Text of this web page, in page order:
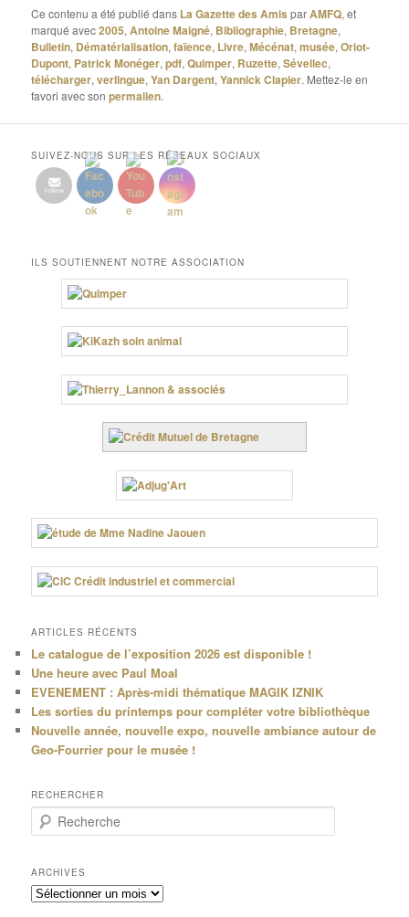
Ce contenu a été publié dans La Gazette des Amis parAMFQ, et
marqué avec2005,Antoine Maigné, Bibliographie, Bretagne,
Bulletin, Dématérialisation,faïence, Livre,Mécénat,musée,Oriot-
Dupont, Patrick Monéger,pdf,Quimper, Ruzette,Sévellec,
télécharger,verlingue,Yan Dargent,Yannick Clapier. Mettez-le en
favori avec sonpermalien.
SUIVEZ-NOUS SUR LES RÉSEAUX SOCIAUX
ILS SOUTIENNENT NOTRE ASSOCIATION
ARTICLES RÉCENTS
Le catalogue de l’exposition 2026 est disponible !
Une heure avec Paul Moal
EVENEMENT : Après-midi thématique MAGIK IZNIK
Les sorties du printemps pour compléter votre bibliothèque
Nouvelle année, nouvelle expo, nouvelle ambiance autour de
Geo-Fourrier pour le musée !
RECHERCHER
e
h
e
r
ARCHIVES
Archives